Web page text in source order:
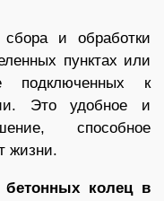
и обработки
пунктах или
подключенных к
Это удобное и
способное
жизни.
бетонных колец в